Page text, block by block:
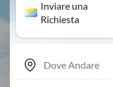
Inviare una
Richiesta